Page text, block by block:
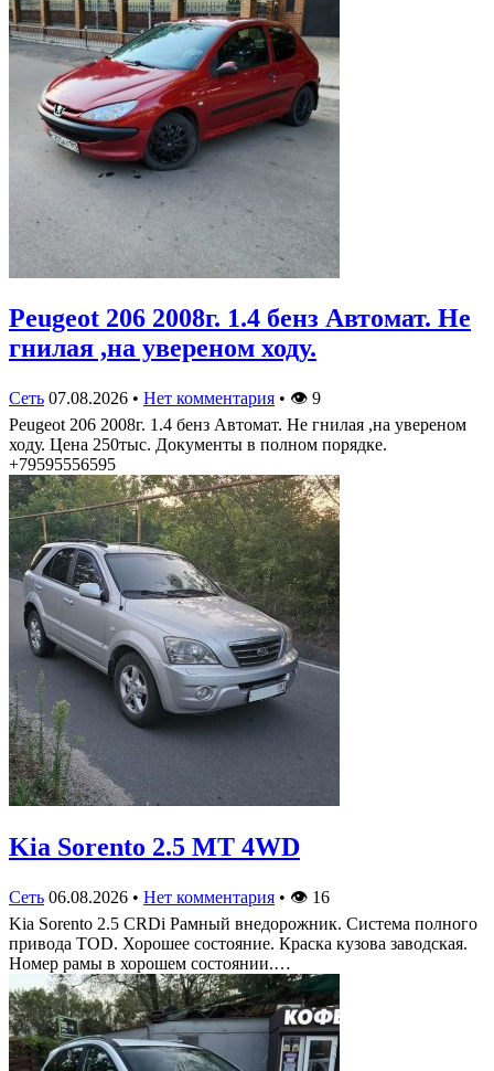
Peugeot 206 2008г. 1.4 бенз Автомат. Не
гнилая ,на увереном ходу.
Сеть 07.08.2026 • Нет комментария • 👁 9
Peugeot 206 2008г. 1.4 бенз Автомат. Не гнилая ,на увереном
ходу. Цена 250тыс. Документы в полном порядке.
+79595556595
Kia Sorento 2.5 MT 4WD
Сеть 06.08.2026 • Нет комментария • 👁 16
Kia Sorento 2.5 CRDi Рамный внедорожник. Система полного
привода TOD. Хорошее состояние. Краска кузова заводская.
Номер рамы в хорошем состоянии.…